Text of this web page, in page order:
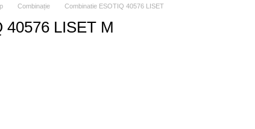
Сombinație Combinatie ESOTIQ 40576 LISET
40576 LISET M